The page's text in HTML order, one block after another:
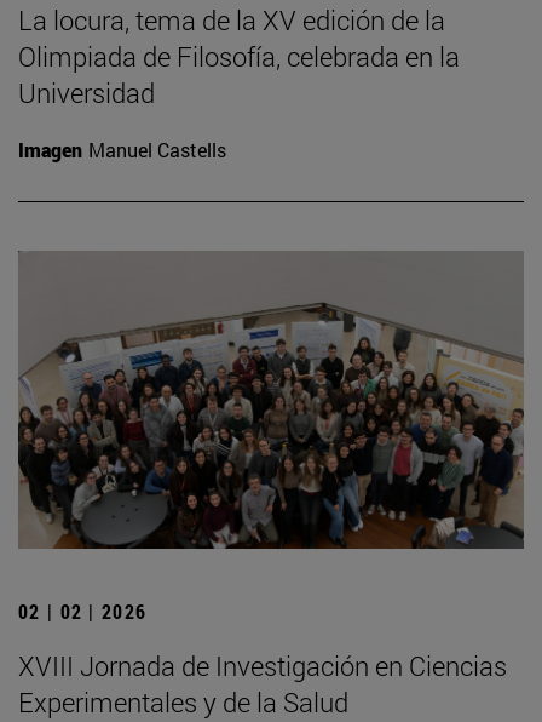
La locura, tema de la XV edición de la
Olimpiada de Filosofía, celebrada en la
Universidad
Imagen Manuel Castells
02 | 02 | 2026
XVIII Jornada de Investigación en Ciencias
Experimentales y de la Salud